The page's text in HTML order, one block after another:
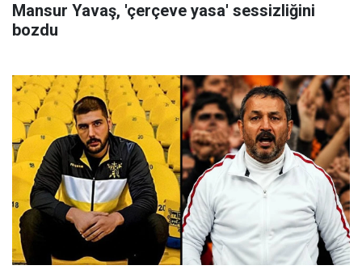
Mansur Yavaş, 'çerçeve yasa' sessizliğini
bozdu